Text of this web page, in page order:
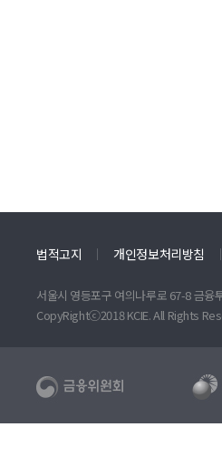
법적고지 개인정보처리방침
서울시 영등포구 여의나루로 67-8 금융
CopyRightⓒ2018 KCIE. All Rights